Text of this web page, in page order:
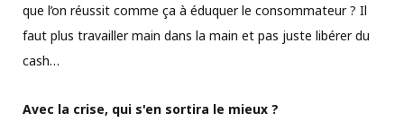
que l’on réussit comme ça à éduquer le consommateur ? Il
faut plus travailler main dans la main et pas juste libérer du
cash…
Avec la crise, qui s'en sortira le mieux ?